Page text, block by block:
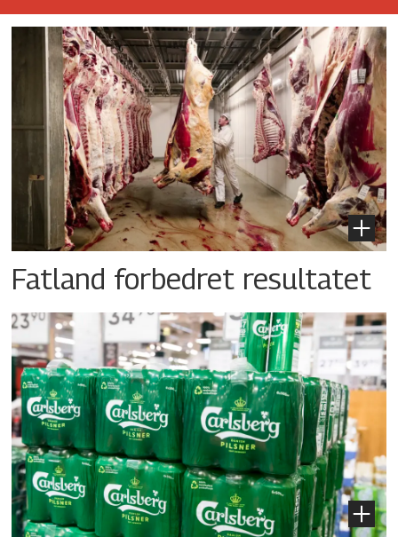
Fatland forbedret resultatet